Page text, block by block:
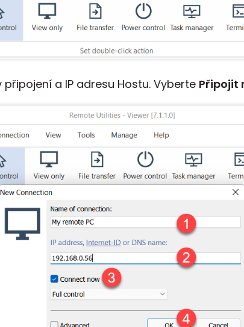
a IP adresu Hostu. Vyberte Připojit